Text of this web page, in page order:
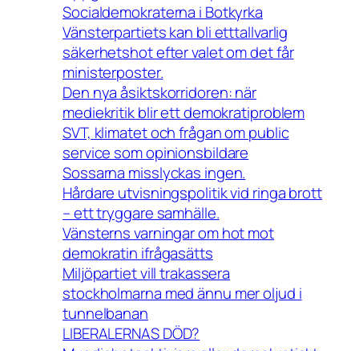
Socialdemokraterna i Botkyrka
Vänsterpartiets kan bli etttallvarlig
säkerhetshot efter valet om det får
ministerposter.
Den nya åsiktskorridoren: när
mediekritik blir ett demokratiproblem
SVT, klimatet och frågan om public
service som opinionsbildare
Sossarna misslyckas ingen.
Hårdare utvisningspolitik vid ringa brott
– ett tryggare samhälle.
Vänsterns varningar om hot mot
demokratin ifrågasätts
Miljöpartiet vill trakassera
stockholmarna med ännu mer oljud i
tunnelbanan
LIBERALERNAS DÖD?